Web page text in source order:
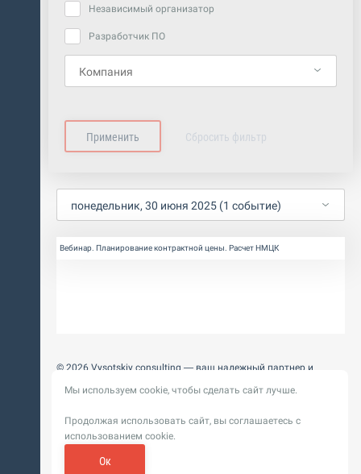
Независимый организатор
Разработчик ПО
понедельник, 30 июня 2025 (1 событие)
Вебинар. Планирование контрактной цены. Расчет НМЦК
© 2026 Vysotskiy consulting — ваш надежный партнер и
Цифровизация, BIM, ИИ. Внедряем и оптимизируем
Пользовательское
соглашение
Политика обработки персональных
данных
Мы используем cookie, чтобы сделать сайт лучше.
Продолжая использовать сайт, вы соглашаетесь с
использованием cookie.
Ок